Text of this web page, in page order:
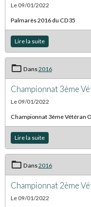
Le 09/01/2022
Palmarès 2016 du CD35
Lire la suite
Dans2016
Championnat 3ème
Le 09/01/2022
Championnat 3ème Vétéran
Lire la suite
Dans2016
Championnat 2ème
Le 09/01/2022